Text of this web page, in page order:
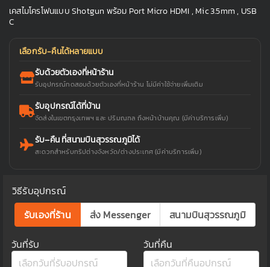
เคสไมโครโฟนแบบ Shotgun พร้อม Port Micro HDMI , Mic 3.5mm , USB
C
เลือกรับ-คืนได้หลายแบบ
รับด้วยตัวเองที่หน้าร้าน
รับอุปกรณ์ทดสอบด้วยตัวเองที่หน้าร้าน ไม่มีค่าใช้จ่ายเพิ่มเติม
รับอุปกรณ์ได้ที่บ้าน
จัดส่งในเขตกรุงเทพฯ และ ปริมณฑล ถึงหน้าบ้านคุณ (มีค่าบริการเพิ่ม)
รับ–คืน ที่สนามบินสุวรรณภูมิได้
สะดวกสำหรับทริปต่างจังหวัด/ต่างประเทศ (มีค่าบริการเพิ่ม)
วิธีรับอุปกรณ์
รับเองที่ร้าน
ส่ง Messenger สนามบินสุวรรณภูมิ
วันที่รับ วันที่คืน